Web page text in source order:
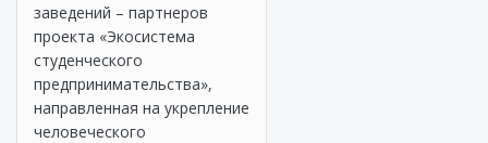
заведений – партнеров
проекта «Экосистема
студенческого
предпринимательства»,
направленная на укрепление
человеческого